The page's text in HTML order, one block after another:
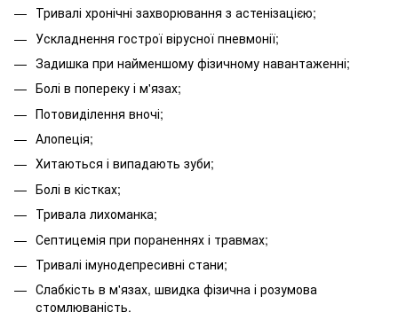
Тривалі хронічні захворювання з астенізацією;
Ускладнення гострої вірусної пневмонії;
Задишка при найменшому фізичному навантаженні;
Болі в попереку і м'язах;
Потовиділення вночі;
Алопеція;
Хитаються і випадають зуби;
Болі в кістках;
Тривала лихоманка;
Септицемія при пораненнях і травмах;
Тривалі імунодепресивні стани;
Слабкість в м'язах, швидка фізична і розумова
стомлюваність.